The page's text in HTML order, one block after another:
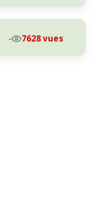
- 7628 vues